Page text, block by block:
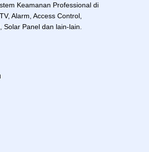
Keamanan Professional di
Alarm, Access Control,
Solar Panel dan lain-lain.